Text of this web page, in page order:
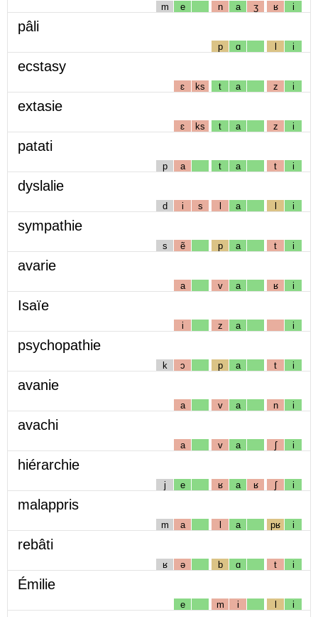
m e n a ʒ ʁ i
pâli
p ɑ l i
ecstasy
ɛ ks t a z i
extasie
ɛ ks t a z i
patati
p a t a t i
dyslalie
d i s l a l i
sympathie
s ẽ p a t i
avarie
a v a ʁ i
Isaïe
i z a i
psychopathie
k ɔ p a t i
avanie
a v a n i
avachi
a v a ʃ i
hiérarchie
j e ʁ a ʁ ʃ i
malappris
m a l a pʁ i
rebâti
ʁ ə b ɑ t i
Émilie
e m i l i